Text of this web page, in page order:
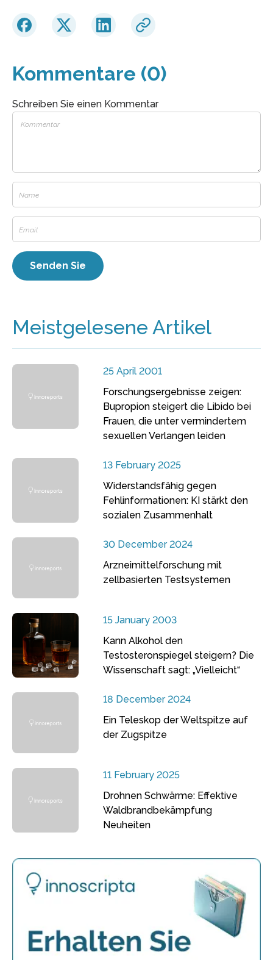
Kommentare (0)
Schreiben Sie einen Kommentar
Meistgelesene Artikel
25 April 2001
Forschungsergebnisse zeigen:
Bupropion steigert die Libido bei
Frauen, die unter vermindertem
sexuellen Verlangen leiden
13 February 2025
Widerstandsfähig gegen
Fehlinformationen: KI stärkt den
sozialen Zusammenhalt
30 December 2024
Arzneimittelforschung mit
zellbasierten Testsystemen
15 January 2003
Kann Alkohol den
Testosteronspiegel steigern? Die
Wissenschaft sagt: „Vielleicht“
18 December 2024
Ein Teleskop der Weltspitze auf
der Zugspitze
11 February 2025
Drohnen Schwärme: Effektive
Waldbrandbekämpfung
Neuheiten